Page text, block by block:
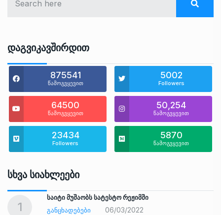
Დაგვიკავშირდით
875541
წამოგვყევით
5002
Followers
64500
წამოგვყევით
50,254
წამოგვყევით
23434
Followers
5870
წამოგვყევით
Სხვა Სიახლეები
1
საიტი მუშაობს სატესტო რეჟიმში
ᲒᲐᲜᲪᲮᲐᲓᲔᲑᲔᲑᲘ
06/03/2022